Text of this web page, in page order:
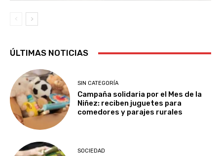
ÚLTIMAS NOTICIAS
SIN CATEGORÍA
Campaña solidaria por el Mes de la
Niñez: reciben juguetes para
comedores y parajes rurales
SOCIEDAD